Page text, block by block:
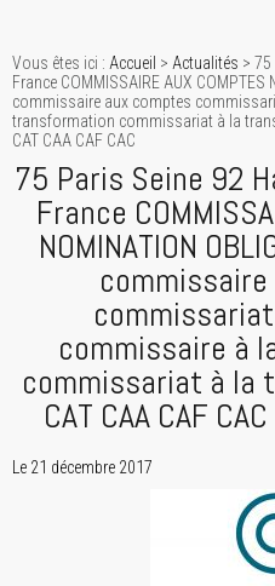
Vous êtes ici : Accueil > Actualités >
France COMMISSAIRE AUX COMPTES
commissaire aux comptes
transformation commissariat à la
CAT CAA CAF CAC
75 Paris Seine 92
France
NOMINATION
commissaire à
commissariat à la
CAT CAA CAF
Le 21 décembre 2017